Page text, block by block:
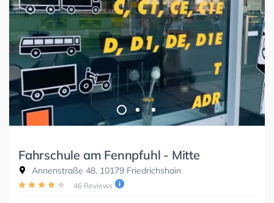
Fahrschule am Fennpfuhl - Mitte
Annenstraße 48, 10179 Friedrichshain
46 Reviews